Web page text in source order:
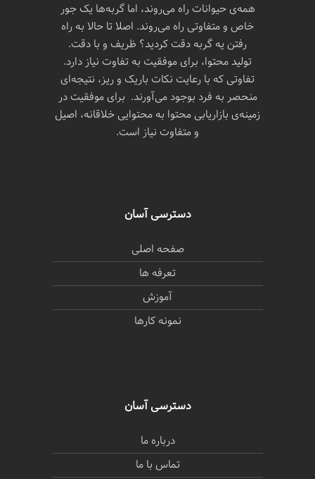
همه‌ی حیوانات راه می‌روند، اما گربه‌ها یک جور
خاص و متفاوتی راه می‌روند. اصلا تا حالا به راه
رفتن یه گربه دقت کردید؟ ظریف و با دقت.
تولید محتوا، برای موفقیت به تفاوت نیاز دارد.
تفاوتی که با رعایت نکات باریک و ریز، نتیجه‌ای
منحصر به فرد بوجود می‌آورند. برای موفقیت در
زمینه‌ی بازاریابی محتوا به محتوایی خلاقانه، اصیل
و متفاوت نیاز است.
دسترسی آسان
صفحه اصلی
تعرفه ها
آموزش
نمونه کارها
دسترسی آسان
درباره ما
تماس با ما